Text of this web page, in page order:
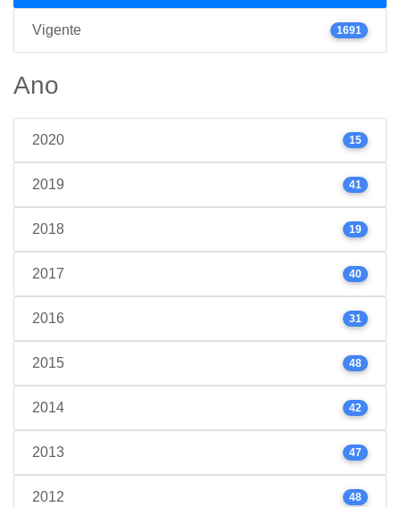
Vigente 1691
Ano
2020 15
2019 41
2018 19
2017 40
2016 31
2015 48
2014 42
2013 47
2012 48